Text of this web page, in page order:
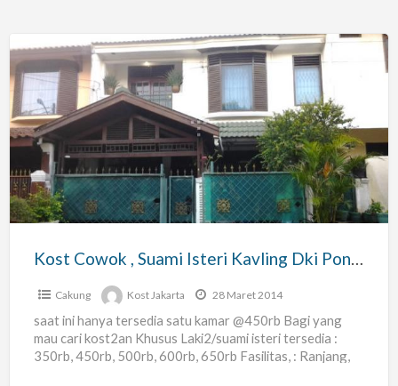
Kost
Cowok
,
Suami
Isteri
Kavling
Dki
Kelapa
Kost Cowok , Suami Isteri Kavling Dki Pondok Kelapa
Cakung Kost Jakarta 28 Maret 2014
saat ini hanya tersedia satu kamar @450rb Bagi yang
mau cari kost2an Khusus Laki2/suami isteri tersedia :
350rb, 450rb, 500rb, 600rb, 650rb Fasilitas, : Ranjang,